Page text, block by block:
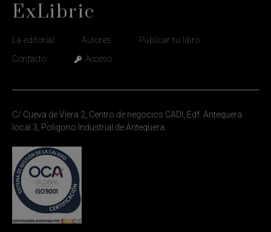
ExLibric
La editorial Autores
Publicar tu libro
Contacto
Acceso
C/ Cueva de Viera 2, Centro de negocios CADI, Edf. Antequera
local 3, Poligono Industrial de Antequera.